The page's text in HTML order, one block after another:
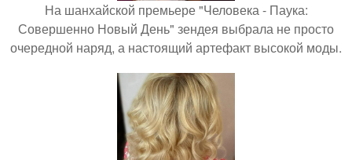
На шанхайской премьере "Человека - Паука:
Совершенно Новый День" зендея выбрала не просто
очередной наряд, а настоящий артефакт высокой моды.